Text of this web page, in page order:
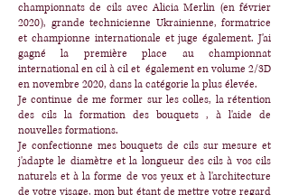
championnats de cils avec Alicia Merlin (en février
2020), grande technicienne Ukrainienne, formatrice
et championne internationale et juge également. J'ai
gagné la première place au championnat
international en cil à cil et également en volume 2/3D
en novembre 2020, dans la catégorie la plus élevée.
Je continue de me former sur les colles, la rétention
des cils la formation des bouquets , à l'aide de
nouvelles formations.
Je confectionne mes bouquets de cils sur mesure et
j'adapte le diamètre et la longueur des cils à vos cils
naturels et à la forme de vos yeux et à l'architecture
de votre visage, mon but étant de mettre votre regard